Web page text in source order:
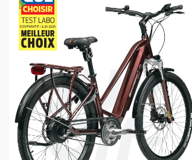
SUV
Off-